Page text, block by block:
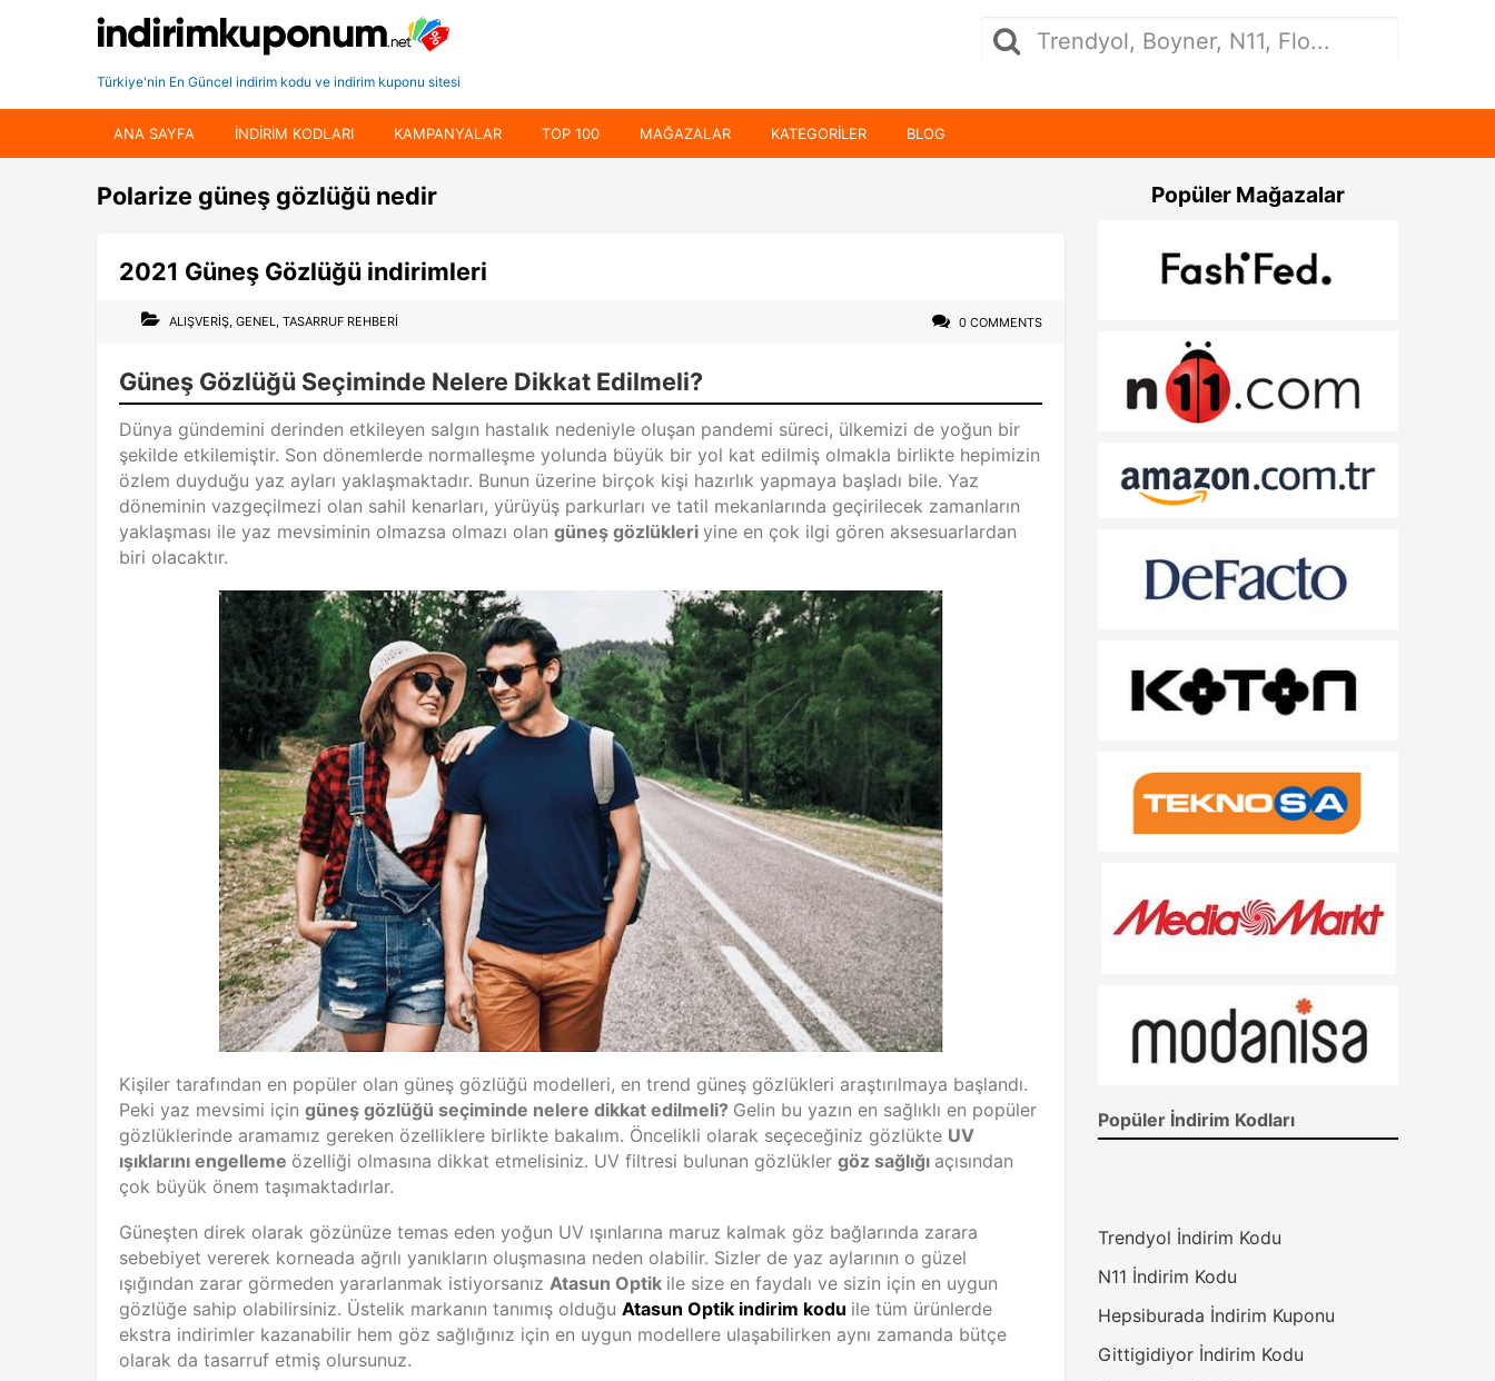
Türkiye'nin En Güncel indirim kodu ve indirim kuponu sitesi
ANA SAYFA INDIRIM KODLARI KAMPANYALAR TOP 100 MAĞAZALAR KATEGORILER BLOG
Polarize güneş gözlüğü nedir
2021 Güneş Gözlüğü indirimleri
ALIŞVERIŞ GENEL TASARRUF REHBERI 0 COMMENTS
Güneş Gözlüğü Seçiminde Nelere Dikkat Edilmeli?
Dünya gündemini derinden etkileyen salgın hastalık nedeniyle oluşan pandemi süreci, ülkemizi de yoğun bir
şekilde etkilemiştir. Son dönemlerde normalleşme yolunda büyük bir yol kat edilmiş olmakla birlikte hepimizin
özlem duyduğu yaz ayları yaklaşmaktadır. Bunun üzerine birçok kişi hazırlık yapmaya başladı bile. Yaz
döneminin vazgeçilmezi olan sahil kenarları, yürüyüş parkurları ve tatil mekanlarında geçirilecek zamanların
yaklaşması ile yaz mevsiminin olmazsa olmazı olan güneş gözlükleri yine en çok ilgi gören aksesuarlardan
biri olacaktır.
Kişiler tarafından en popüler olan güneş gözlüğü modelleri, en trend güneş gözlükleri araştırılmaya başlandı.
Peki yaz mevsimi için güneş gözlüğü seçiminde nelere dikkat edilmeli? Gelin bu yazın en sağlıklı en popüler
gözlüklerinde aramamız gereken özelliklere birlikte bakalım. Öncelikli olarak seçeceğiniz gözlükte UV
ışıklarını engelleme özelliği olmasına dikkat etmelisiniz. UV filtresi bulunan gözlükler göz sağlığı açısından
çok büyük önem taşımaktadırlar.
Güneşten direk olarak gözünüze temas eden yoğun UV ışınlarına maruz kalmak göz bağlarında zarara
sebebiyet vererek korneada ağrılı yanıkların oluşmasına neden olabilir. Sizler de yaz aylarının o güzel
ışığından zarar görmeden yararlanmak istiyorsanız Atasun Optik ile size en faydalı ve sizin için en uygun
gözlüğe sahip olabilirsiniz. Üstelik markanın tanımış olduğu Atasun Optik indirim kodu ile tüm ürünlerde
ekstra indirimler kazanabilir hem göz sağlığınız için en uygun modellere ulaşabilirken aynı zamanda bütçe
olarak da tasarruf etmiş olursunuz.
Popüler Mağazalar
Popüler İndirim Kodları
Trendyol İndirim Kodu
N11 İndirim Kodu
Hepsiburada İndirim Kuponu
Gittigidiyor İndirim Kodu